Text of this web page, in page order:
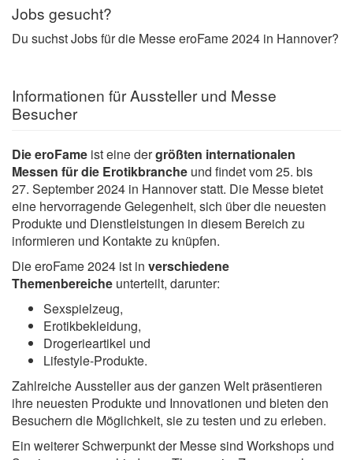
Jobs gesucht?
Du suchst Jobs für die Messe eroFame 2024 in Hannover?
Informationen für Aussteller und Messe
Besucher
Die eroFame ist eine dergrößten internationalen
Messen für die Erotikbranche und findet vom 25. bis
27. September 2024 in Hannover statt. Die Messe bietet
eine hervorragende Gelegenheit, sich über die neuesten
Produkte und Dienstleistungen in diesem Bereich zu
informieren und Kontakte zu knüpfen.
Die eroFame 2024 ist in verschiedene
Themenbereiche unterteilt, darunter:
Sexspielzeug,
Erotikbekleidung,
Drogerieartikel und
Lifestyle-Produkte.
Zahlreiche Aussteller aus der ganzen Welt präsentieren
ihre neuesten Produkte und Innovationen und bieten den
Besuchern die Möglichkeit, sie zu testen und zu erleben.
Ein weiterer Schwerpunkt der Messe sind Workshops und